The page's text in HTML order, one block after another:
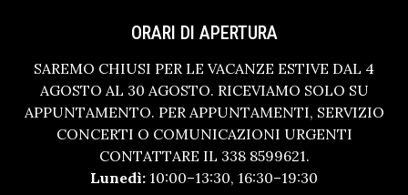
ORARI DI APERTURA
SAREMO CHIUSI PER LE VACANZE ESTIVE DAL 4
AGOSTO AL 30 AGOSTO. RICEVIAMO SOLO SU
APPUNTAMENTO. PER APPUNTAMENTI, SERVIZIO
CONCERTI O COMUNICAZIONI URGENTI
CONTATTARE IL 338 8599621.
Lunedì: 10:00–13:30, 16:30–19:30